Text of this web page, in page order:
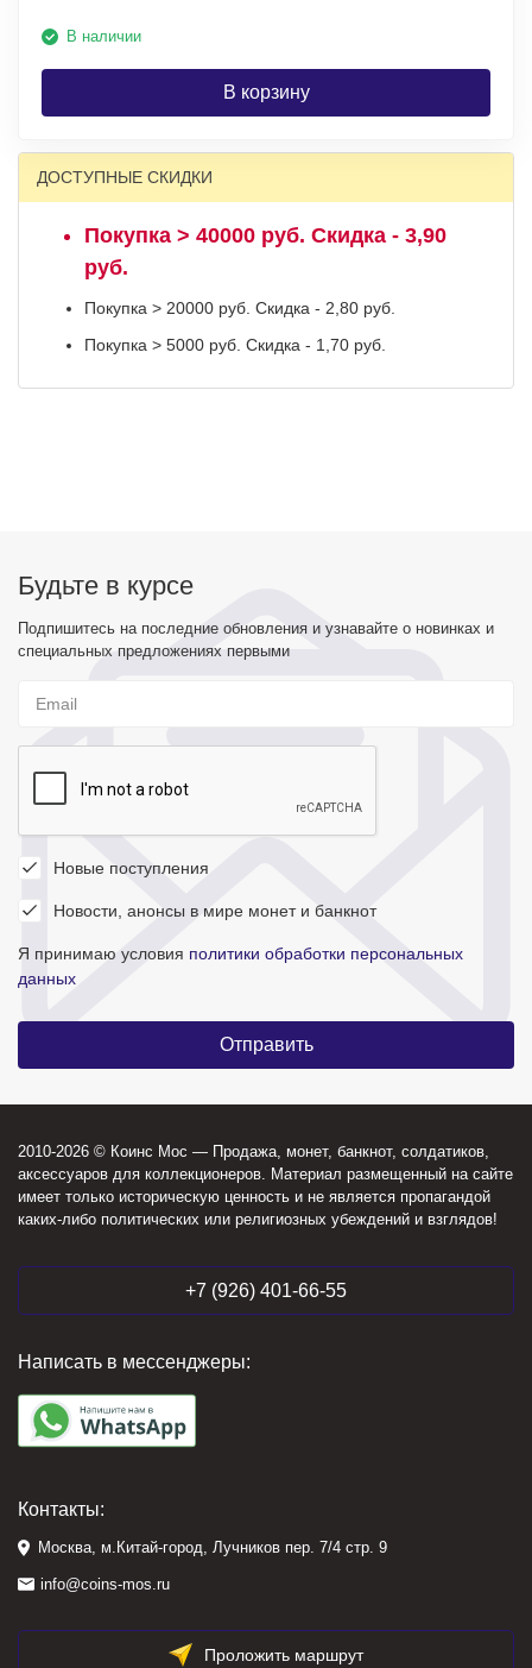
В наличии
В корзину
ДОСТУПНЫЕ СКИДКИ
Покупка > 40000 руб. Скидка - 3,90
руб.
Покупка > 20000 руб. Скидка - 2,80 руб.
Покупка > 5000 руб. Скидка - 1,70 руб.
Будьте в курсе
Подпишитесь на последние обновления и узнавайте о новинках и
специальных предложениях первыми
Новые поступления
Новости, анонсы в мире монет и банкнот
Я принимаю условия политики обработки персональных
данных
2010-2026 © Коинс Мос — Продажа, монет, банкнот, солдатиков,
аксессуаров для коллекционеров. Материал размещенный на сайте
имеет только историческую ценность и не является пропагандой
каких-либо политических или религиозных убеждений и взглядов!
+7 (926) 401-66-55
Написать в мессенджеры:
Контакты:
Москва, м.Китай-город, Лучников пер. 7/4 стр. 9
info@coins-mos.ru
Проложить маршрут